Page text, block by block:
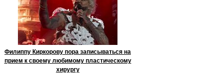
Филиппу Киркорову пора записываться на
прием к своему любимому пластическому
хирургу